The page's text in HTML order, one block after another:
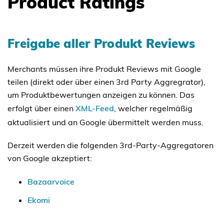
Freigabe aller Produkt Reviews
Merchants müssen ihre Produkt Reviews mit Google
teilen (direkt oder über einen 3rd Party Aggregrator),
um Produktbewertungen anzeigen zu können. Das
erfolgt über einen XML-Feed, welcher regelmäßig
aktualisiert und an Google übermittelt werden muss.
Derzeit werden die folgenden 3rd-Party-Aggregatoren
von Google akzeptiert:
Bazaarvoice
Ekomi